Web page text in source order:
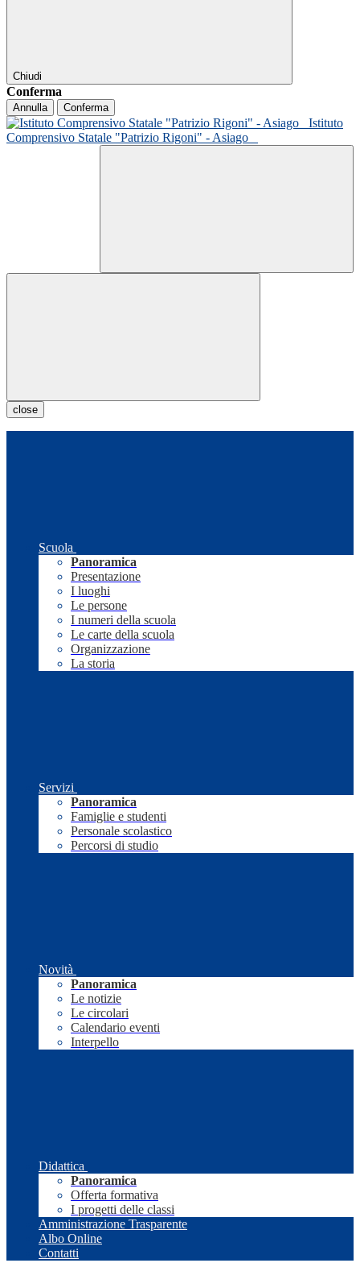
Chiudi
Conferma
Annulla Conferma
Istituto
Comprensivo Statale "Patrizio Rigoni" - Asiago
close
Scuola
Panoramica
Presentazione
I luoghi
Le persone
I numeri della scuola
Le carte della scuola
Organizzazione
La storia
Servizi
Panoramica
Famiglie e studenti
Personale scolastico
Percorsi di studio
Novità
Panoramica
Le notizie
Le circolari
Calendario eventi
Interpello
Didattica
Panoramica
Offerta formativa
I progetti delle classi
Amministrazione Trasparente
Albo Online
Contatti